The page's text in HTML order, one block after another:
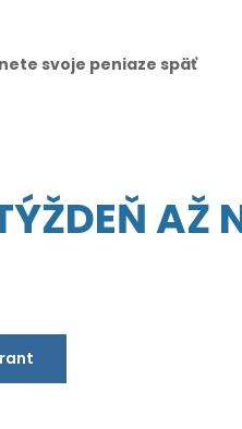
svoje peniaze späť
AŽ